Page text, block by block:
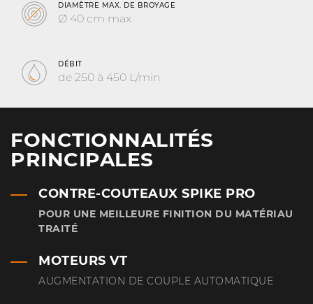
DIAMÈTRE MAX. DE BROYAGE
Ø 40 cm max
DÉBIT
de 250 à 450 L/min
FONCTIONNALITÉS
PRINCIPALES
CONTRE-COUTEAUX SPIKE PRO
POUR UNE MEILLEURE FINITION DU MATÉRIAU
TRAITÉ
MOTEURS VT
AUGMENTATION DE COUPLE AUTOMATIQUE